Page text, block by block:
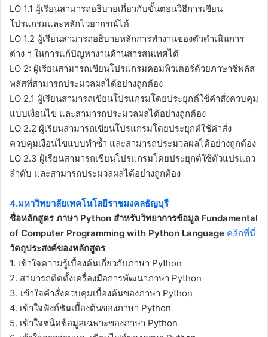
LO 1.1 ผู้เรียนสามารถอธิบายเกี่ยวกับขั้นตอนวิธีการเขียน
โปรแกรมและหลักไวยากรณ์ได้
LO 1.2 ผู้เรียนสามารถอธิบายหลักการทำงานของตัวดําเนินการ
ต่าง ๆ ในการแก้ปัญหางานด้านสารสนเทศได้
LO 2: ผู้เรียนสามารถเขียนโปรแกรมคอมพิวเตอร์ด้วยภาษาซีพลัส
พลัสที่สามารถประมวลผลได้อย่างถูกต้อง
LO 2.1 ผู้เรียนสามารถเขียนโปรแกรมโดยประยุกต์ใช้คำสั่งควบคุม
แบบเงื่อนไข และสามารถประมวลผลได้อย่างถูกต้อง
LO 2.2 ผู้เรียนสามารถเขียนโปรแกรมโดยประยุกต์ใช้คำสั่ง
ควบคุมเงื่อนไขแบบทำซ้ำ และสามารถประมวลผลได้อย่างถูกต้อง
LO 2.3 ผู้เรียนสามารถเขียนโปรแกรมโดยประยุกต์ใช้ตัวแปรแถว
ลำดับ และสามารถประมวลผลได้อย่างถูกต้อง
4.มหาวิทยาลัยเทคโนโลยีราชมงคลธัญบุรี
ชื่อหลักสูตรภาษา Python สำหรับวิทยาการข้อมูล Fundamental
of Computer Programming with Python Language คลิกที่นี่
วัตถุประสงค์ของหลักสูตร
1. เข้าใจความรู้เบื้องต้นเกี่ยวกับภาษา Python
2. สามารถติดตั้งเครื่องมือการพัฒนาภาษา Python
3. เข้าใจคำสั่งควบคุมเบื้องต้นของภาษา Python
4. เข้าใจฟังก์ชันเบื้องต้นของภาษา Python
5. เข้าใจชนิดข้อมูลเฉพาะของภาษา Python